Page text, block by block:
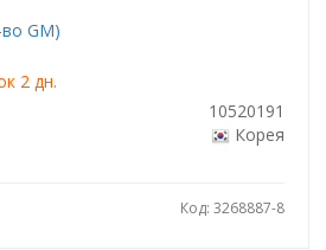
GM)
2 дн.
10520191
Корея
Код: 3268887-8